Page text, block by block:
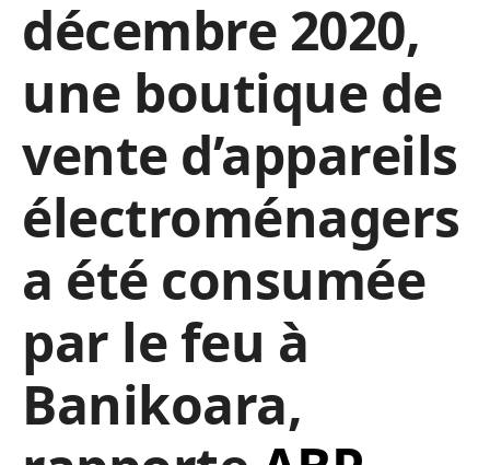
décembre 2020,
une boutique de
vente d’appareils
électroménagers
a été consumée
par le feu à
Banikoara,